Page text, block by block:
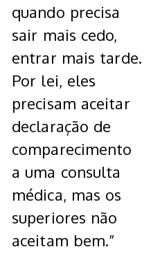
quando precisa
sair mais cedo,
entrar mais tarde.
Por lei, eles
precisam aceitar
declaração de
comparecimento
a uma consulta
médica, mas os
superiores não
aceitam bem.”